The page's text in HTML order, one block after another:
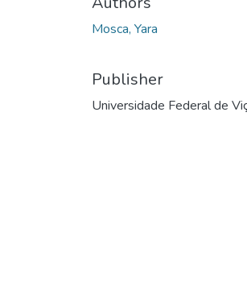
Mosca, Yara
Publisher
Universidade Federal de